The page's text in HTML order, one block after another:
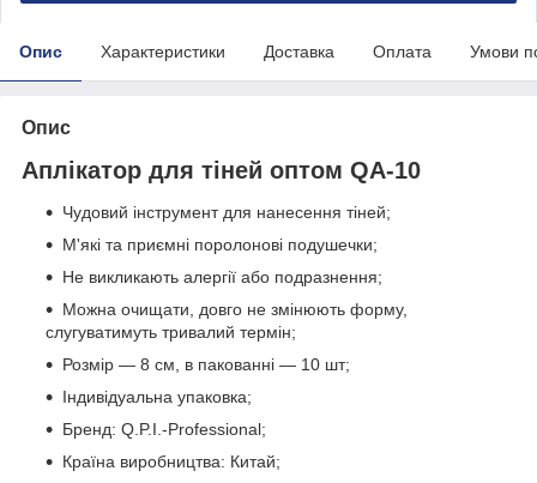
Опис Характеристики Доставка Оплата Умови
Опис
Аплікатор для тіней оптом QA-10
Чудовий інструмент для нанесення тіней;
М'які та приємні поролонові подушечки;
Не викликають алергії або подразнення;
Можна очищати, довго не змінюють форму,
слугуватимуть тривалий термін;
Розмір — 8 см, в пакованні — 10 шт;
Індивідуальна упаковка;
Бренд: Q.P.I.-Professional;
Країна виробництва: Китай;